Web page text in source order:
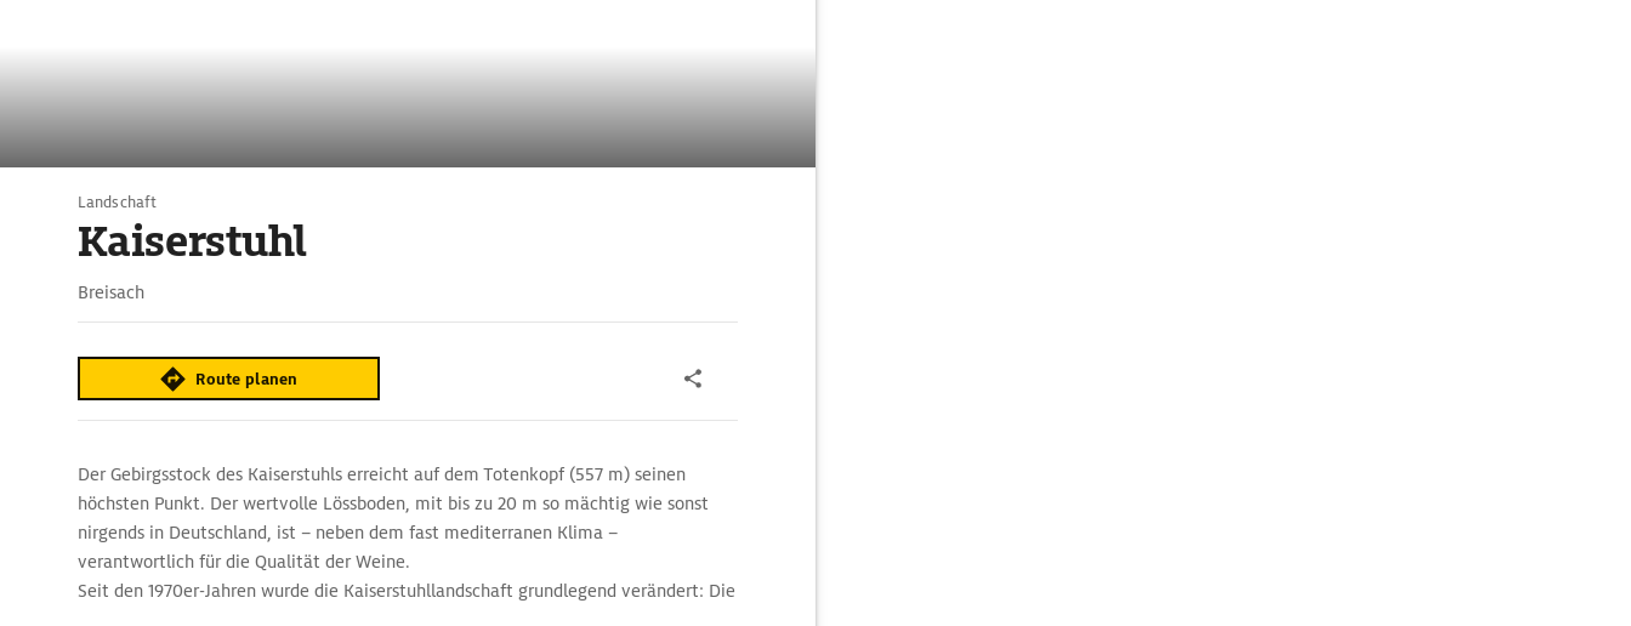
Landschaft
Kaiserstuhl
Breisach
Route planen
Der Gebirgsstock des Kaiserstuhls erreicht auf dem Totenkopf (557 m) seinen
höchsten Punkt. Der wertvolle Lössboden, mit bis zu 20 m so mächtig wie sonst
nirgends in Deutschland, ist – neben dem fast mediterranen Klima –
verantwortlich für die Qualität der Weine.
Seit den 1970er-Jahren wurde die Kaiserstuhllandschaft grundlegend verändert: Die